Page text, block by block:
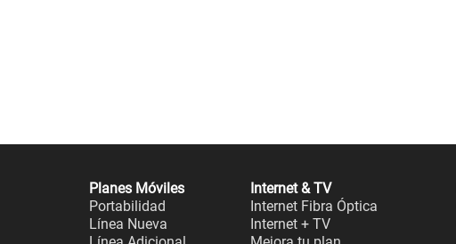
Planes Móviles
Portabilidad
Línea Nueva
Internet & TV
Internet Fibra Óptica
Internet + TV